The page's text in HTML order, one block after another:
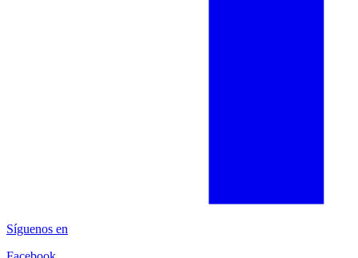
Síguenos en